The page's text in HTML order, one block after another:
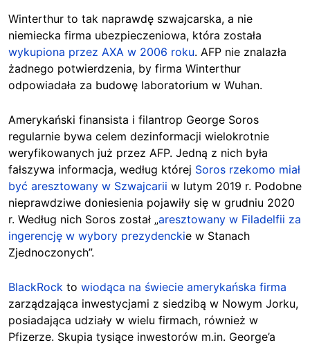
Winterthur to tak naprawdę szwajcarska, a nie
niemiecka firma ubezpieczeniowa, która została
wykupiona przez AXA w 2006 roku. AFP nie znalazła
żadnego potwierdzenia, by firma Winterthur
odpowiadała za budowę laboratorium w Wuhan.
Amerykański finansista i filantrop George Soros
regularnie bywa celem dezinformacji wielokrotnie
weryfikowanych już przez AFP. Jedną z nich była
fałszywa informacja, według której Soros rzekomo miał
być aresztowany w Szwajcarii w lutym 2019 r. Podobne
nieprawdziwe doniesienia pojawiły się w grudniu 2020
r. Według nich Soros został „aresztowany w Filadelfii za
ingerencję w wybory prezydenckie w Stanach
Zjednoczonych”.
BlackRock to wiodąca na świecie amerykańska firma
zarządzająca inwestycjami z siedzibą w Nowym Jorku,
posiadająca udziały w wielu firmach, również w
Pfizerze. Skupia tysiące inwestorów m.in. George’a